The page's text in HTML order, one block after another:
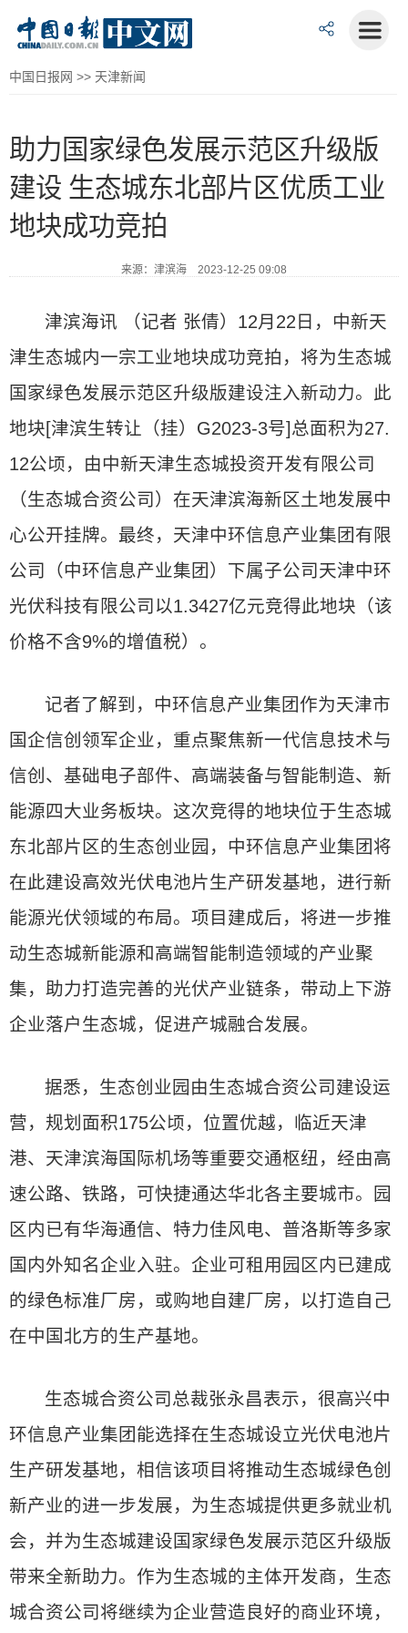
中国日报网 >> 天津新闻
助力国家绿色发展示范区升级版
建设 生态城东北部片区优质工业
地块成功竞拍
来源：津滨海 2023-12-25 09:08
津滨海讯 （记者 张倩）12月22日，中新天
津生态城内一宗工业地块成功竞拍，将为生态城
国家绿色发展示范区升级版建设注入新动力。此
地块[津滨生转让（挂）G2023-3号]总面积为27.
12公顷，由中新天津生态城投资开发有限公司
（生态城合资公司）在天津滨海新区土地发展中
心公开挂牌。最终，天津中环信息产业集团有限
公司（中环信息产业集团）下属子公司天津中环
光伏科技有限公司以1.3427亿元竞得此地块（该
价格不含9%的增值税）。
记者了解到，中环信息产业集团作为天津市
国企信创领军企业，重点聚焦新一代信息技术与
信创、基础电子部件、高端装备与智能制造、新
能源四大业务板块。这次竞得的地块位于生态城
东北部片区的生态创业园，中环信息产业集团将
在此建设高效光伏电池片生产研发基地，进行新
能源光伏领域的布局。项目建成后，将进一步推
动生态城新能源和高端智能制造领域的产业聚
集，助力打造完善的光伏产业链条，带动上下游
企业落户生态城，促进产城融合发展。
据悉，生态创业园由生态城合资公司建设运
营，规划面积175公顷，位置优越，临近天津
港、天津滨海国际机场等重要交通枢纽，经由高
速公路、铁路，可快捷通达华北各主要城市。园
区内已有华海通信、特力佳风电、普洛斯等多家
国内外知名企业入驻。企业可租用园区内已建成
的绿色标准厂房，或购地自建厂房，以打造自己
在中国北方的生产基地。
生态城合资公司总裁张永昌表示，很高兴中
环信息产业集团能选择在生态城设立光伏电池片
生产研发基地，相信该项目将推动生态城绿色创
新产业的进一步发展，为生态城提供更多就业机
会，并为生态城建设国家绿色发展示范区升级版
带来全新助力。作为生态城的主体开发商，生态
城合资公司将继续为企业营造良好的商业环境，